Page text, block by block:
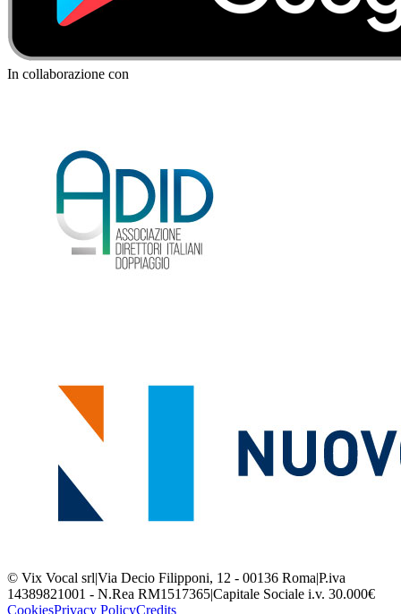
In collaborazione con
© Vix Vocal srl|Via Decio Filipponi, 12 - 00136 Roma|P.iva
14389821001 - N.Rea RM1517365|Capitale Sociale i.v. 30.000€
CookiesPrivacy PolicyCredits